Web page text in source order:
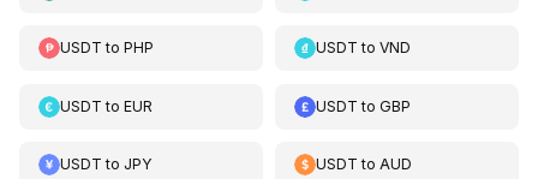
USDT to PHP USDT toVND
USDT to EUR USDT toGBP
USDT to JPY USDT toAUD